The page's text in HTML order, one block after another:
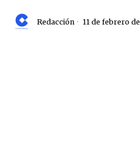
Redacción 11 de febrero